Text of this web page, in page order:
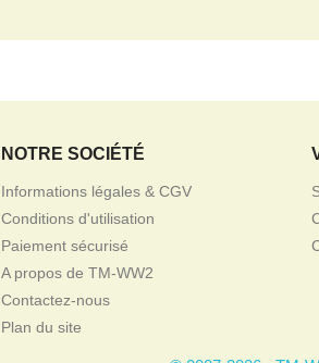
NOTRE SOCIÉTÉ
Informations légales & CGV
Conditions d'utilisation
Paiement sécurisé
A propos de TM-WW2
Contactez-nous
Plan du site